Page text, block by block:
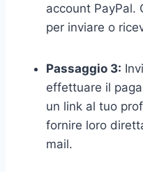
account PayPal.
per inviare o
Passaggio 3:
effettuare il
un link al tuo
fornire loro
mail.